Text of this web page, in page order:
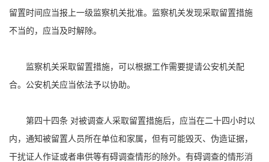
留置时间应当报上一级监察机关批准。监察机关发现采取留置措施
不当的，应当及时解除。
监察机关采取留置措施，可以根据工作需要提请公安机关配
合。公安机关应当依法予以协助。
第四十四条 对被调查人采取留置措施后，应当在二十四小时以
内，通知被留置人员所在单位和家属，但有可能毁灭、伪造证据，
干扰证人作证或者串供等有碍调查情形的除外。有碍调查的情形消